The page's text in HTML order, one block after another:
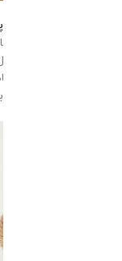
درختچه مصنوعی
تنه چوبی و برگ
میتواند حس و
های بزرگ، این
زیبایی فضا را چند